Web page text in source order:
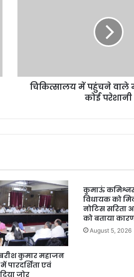
चिकित्सालय में पहुंचने वाले
कोई परेशानी
कुमार महाजन
पारदर्शिता एवं
जोर
कुमाऊं
विधायक को
नोटिस सरिता
को बताया
August 5, 2026